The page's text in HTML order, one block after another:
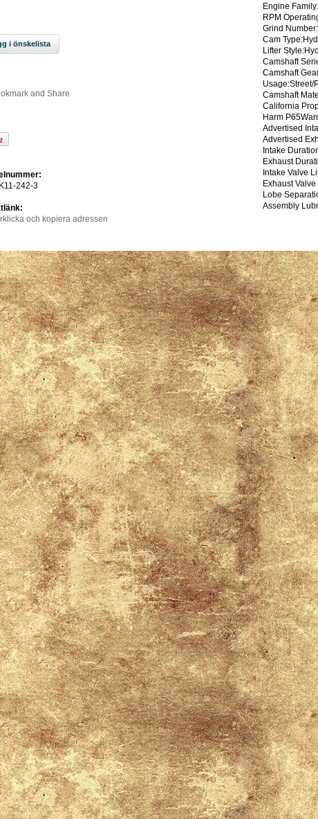
i önskelista
242-3
och kopiera adressen
Engine
RPM
Grind
Cam
Lifter
Camshaft
Camshaft
Usage:Street/
Camshaft
California
Harm
Advertised
Advertised
Intake
Exhaust
Intake Valve
Exhaust Valve
Lobe
Assembly